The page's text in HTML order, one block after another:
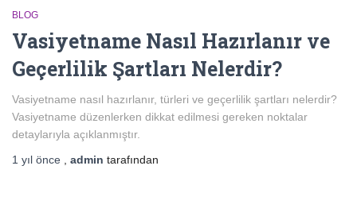
BLOG
Vasiyetname Nasıl Hazırlanır ve
Geçerlilik Şartları Nelerdir?
Vasiyetname nasıl hazırlanır, türleri ve geçerlilik şartları nelerdir?
Vasiyetname düzenlerken dikkat edilmesi gereken noktalar
detaylarıyla açıklanmıştır.
1 yıl önce admin tarafından